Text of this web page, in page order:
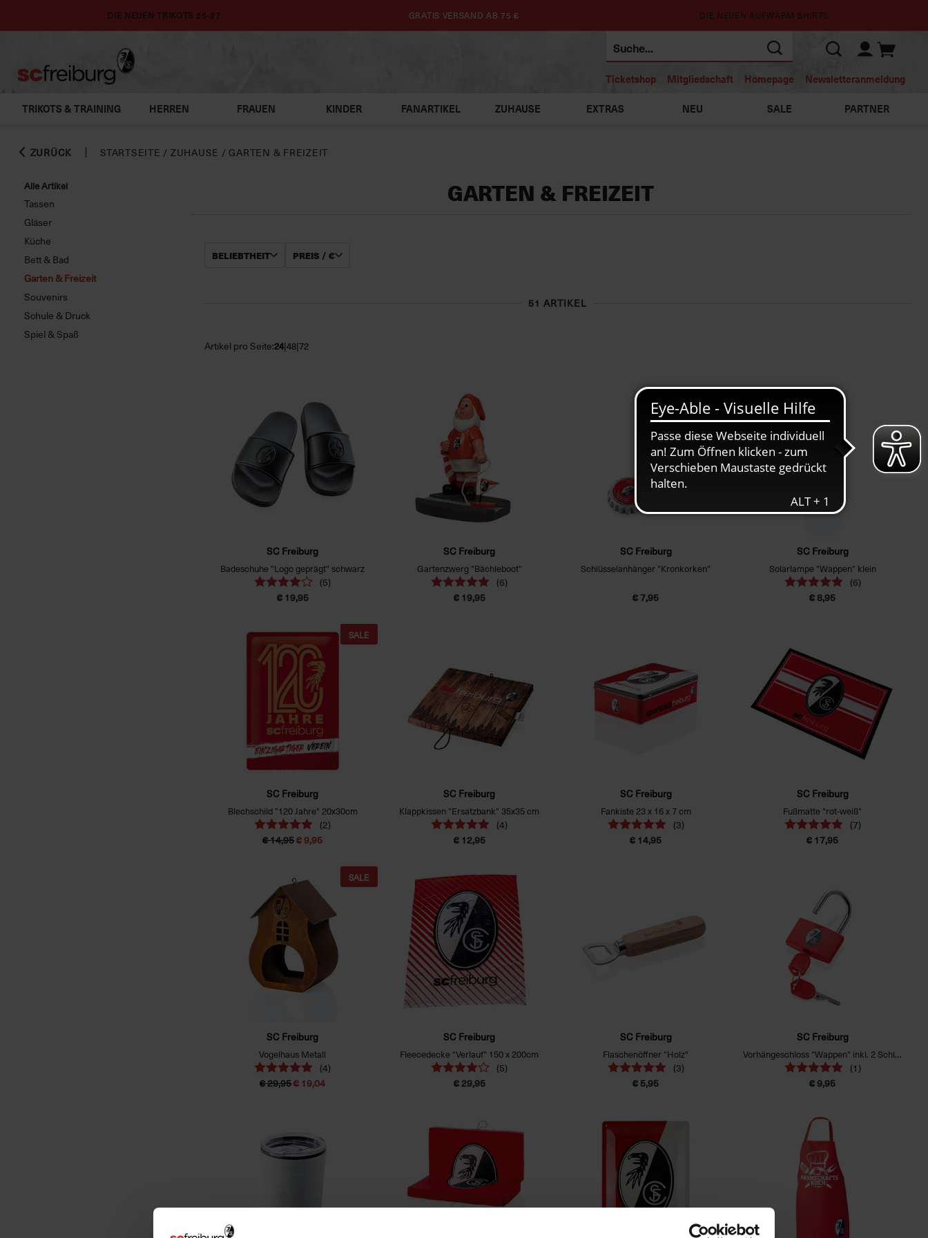
DIE NEUEN TRIKOTS 26-27 GRATIS VERSAND AB 75 € DIE NEUEN AUFWÄRM SHIRTS
Ticketshop Mitgliedschaft Homepage Newsletteranmeldung
TRIKOTS & TRAINING HERREN FRAUEN KINDER FANARTIKEL ZUHAUSE EXTRAS NEU SALE PARTNER
ZURÜCK STARTSEITE / ZUHAUSE / GARTEN & FREIZEIT
Alle Artikel
Tassen
Gläser
Küche
Bett & Bad
Garten & Freizeit
Souvenirs
Schule & Druck
Spiel & Spaß
GARTEN & FREIZEIT
BELIEBTHEIT PREIS / €
51 ARTIKEL
Artikel pro Seite:24|48|72
SC Freiburg
Badeschuhe "Logo geprägt" schwarz
(5)
€ 19,95
SC Freiburg
Gartenzwerg "Bächleboot"
(6)
€ 19,95
SC Freiburg
Schlüsselanhänger "Kronkorken"
€ 7,95
SC Freiburg
Solarlampe "Wappen" klein
(6)
€ 8,95
SC Freiburg
Blechschild "120 Jahre" 20x30cm
(2)
€ 14,95€ 9,95
SALE
SC Freiburg
Klappkissen "Ersatzbank" 35x35 cm
(4)
€ 12,95
SC Freiburg
Fankiste 23 x 16 x 7 cm
(3)
€ 14,95
SC Freiburg
Fußmatte "rot-weiß"
(7)
€ 17,95
SC Freiburg
Vogelhaus Metall
(4)
€ 29,95€ 19,04
SALE
SC Freiburg
Fleecedecke "Verlauf" 150 x 200cm
(5)
€ 29,95
SC Freiburg
Flaschenöffner "Holz"
(3)
€ 5,95
SC Freiburg
Vorhängeschloss "Wappen" inkl. 2 Schlüsseln
(1)
€ 9,95